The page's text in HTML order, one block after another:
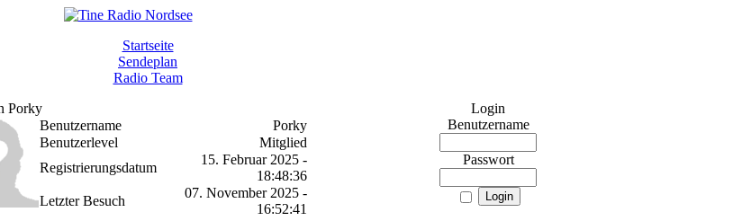
Startseite
Sendeplan
Radio Team
Porky
Benutzername
Porky
Benutzerlevel
Mitglied
Registrierungsdatum
15. Februar 2025 -
18:48:36
Letzter Besuch
07. November 2025 -
16:52:41
Login
Benutzername
Passwort